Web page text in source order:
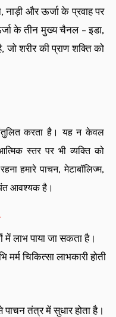
नाड़ी और ऊर्जा के प्रवाह पर
के तीन मुख्य चैनल – इडा,
जो शरीर की प्राण शक्ति को
संतुलित करता है। यह न केवल
स्तर पर भी व्यक्ति को
हमारे पाचन, मेटाबॉलिज्म,
आवश्यक है।
में लाभ पाया जा सकता है।
मर्म चिकित्सा लाभकारी होती
पाचन तंत्र में सुधार होता है।